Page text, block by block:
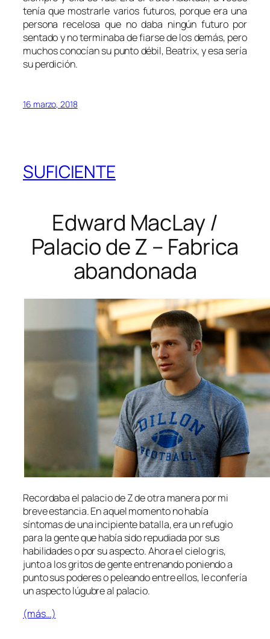
tenía que mostrarle varios futuros, porque era una
persona recelosa que no daba ningún futuro por
sentado y no terminaba de fiarse de los demás, pero
muchos conocían su punto débil, Beatrix, y esa sería
su perdición.
16 marzo, 2018
SUFICIENTE
Edward MacLay /
Palacio de Z – Fabrica
abandonada
Recordaba el palacio de Z de otra manera por mi
breve estancia. En aquel momento no había
síntomas de una incipiente batalla, era un refugio
para la gente que había sido repudiada por sus
habilidades o por su aspecto. Ahora el cielo gris,
junto a los gritos de gente entrenando poniendo a
punto sus poderes o peleando entre ellos, le confería
un aspecto lúgubre al palacio.
(más…)